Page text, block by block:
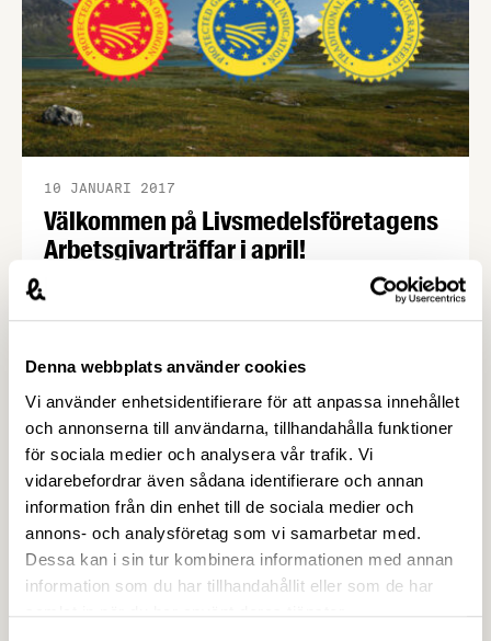
Denna webbplats använder cookies
Vi använder enhetsidentifierare för att anpassa innehållet
och annonserna till användarna, tillhandahålla funktioner
för sociala medier och analysera vår trafik. Vi
vidarebefordrar även sådana identifierare och annan
information från din enhet till de sociala medier och
annons- och analysföretag som vi samarbetar med.
Dessa kan i sin tur kombinera informationen med annan
information som du har tillhandahållit eller som de har
sammanfattande cirkulär.
Välkommen på Livsmedelsföretagens
Arbetsgivarträffar i april!
10 JANUARI 2017
I vår tecknar vi på Livsmedelsföretagen nya
kollektivavtal med Livsmedelsarbetareförbundet,
och med den 1 april i år. På våra arbetsgivarträffar
nu i april går vi igenom förändringar i
kollektivavtalen och ni som deltar har möjlighet att
ställa frågor. Träffarna anordnas på sju orter runt
om i landet på följande datum: …